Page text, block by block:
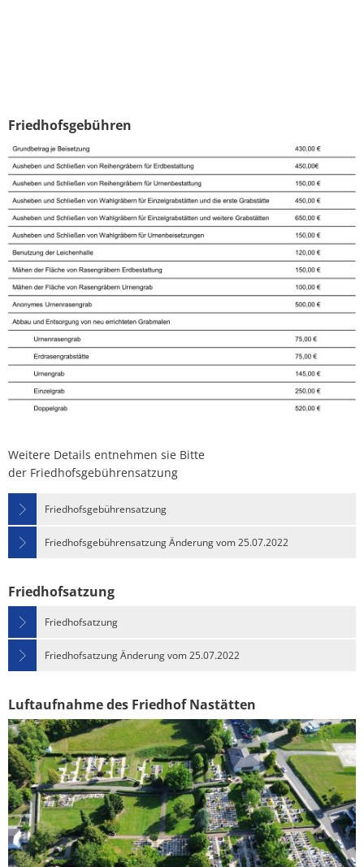
Friedhofsgebühren
Weitere Details entnehmen sie Bitte
der Friedhofsgebührensatzung
Friedhofsgebührensatzung
Friedhofsgebührensatzung Änderung vom 25.07.2022
Friedhofsatzung
Friedhofsatzung
Friedhofsatzung Änderung vom 25.07.2022
Luftaufnahme des Friedhof Nastätten